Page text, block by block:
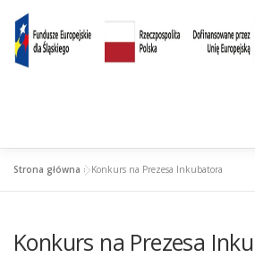
treści
treści
WYNAJEM PROWADZENIE
Strona główna »Konkurs na Prezesa Inkubatora
Konkurs na Prezesa